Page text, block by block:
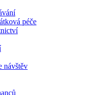
péče
návštěv